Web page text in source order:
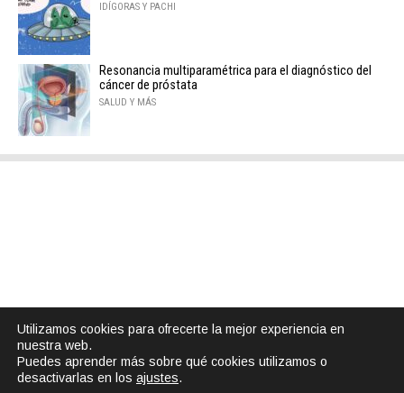
IDÍGORAS Y PACHI
Resonancia multiparamétrica para el diagnóstico del
cáncer de próstata
SALUD Y MÁS
Utilizamos cookies para ofrecerte la mejor experiencia en
nuestra web.
Puedes aprender más sobre qué cookies utilizamos o
desactivarlas en los ajustes.